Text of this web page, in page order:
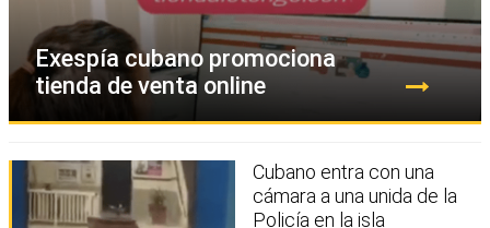
Exespía cubano promociona
tienda de venta online
Cubano entra con una
cámara a una unida de la
Policía en la isla